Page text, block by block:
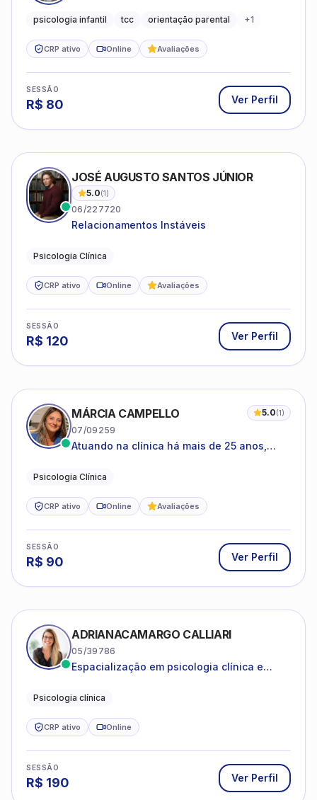
promovendo equilíbrio emocional e
psicologia infantil tcc orientação parental +1
CRP ativo Online Avaliações
SESSÃO
R$ 80 Ver Perfil
JOSÉ AUGUSTO SANTOS JÚNIOR
5.0(1)
06/227720
Relacionamentos Instáveis
Psicologia Clínica
CRP ativo Online Avaliações
SESSÃO
R$ 120 Ver Perfil
MÁRCIA CAMPELLO 5.0(1)
07/09259
Atuando na clínica há mais de 25 anos,
estruturas, com experiência em
Psicologia Clínica
CRP ativo Online Avaliações
SESSÃO
R$ 90 Ver Perfil
ADRIANACAMARGO CALLIARI
05/39786
Espacialização em psicologia clínica e
Psicologia clínica
CRP ativo Online
SESSÃO
R$ 190 Ver Perfil